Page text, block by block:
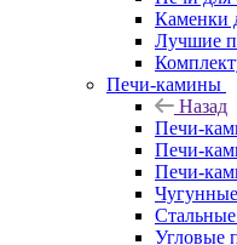
Каменки
Лучшие
Печи-камины
Назад
Печи-
Печи-
Печи-
Угловые